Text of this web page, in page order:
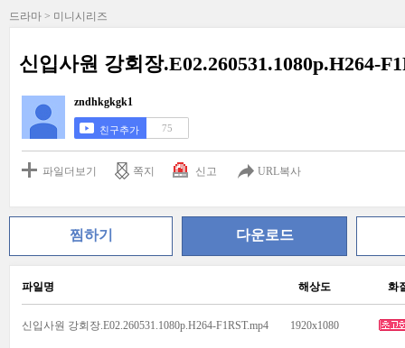
드라마 > 미니시리즈
신입사원 강회장.E02.260531.1080p.H264-
zndhkgkgk1
친구추가 75
파일더보기 쪽지 신고 URL복사
찜하기 다운로드
파일명 해상도 화
신입사원 강회장.E02.260531.1080p.H264-F1RST.mp4 1920x1080